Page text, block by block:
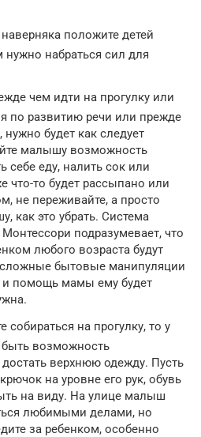
положите детей
нужно набраться сил для
чем идти на прогулку или
по развитию речи или прежде
нужно будет как следует
малышу возможность
себе еду, налить сок или
что-то будет рассыпано или
не переживайте, а просто
как это убрать. Система
подразумевает, что
любого возраста будут
бытовые манипуляции
и помощь мамы ему будет
собираться на прогулку, то у
возможность
верхнюю одежду. Пусть
на уровне его рук, обувь
на виду. На улице малыш
любимыми делами, но
за ребенком, особенно